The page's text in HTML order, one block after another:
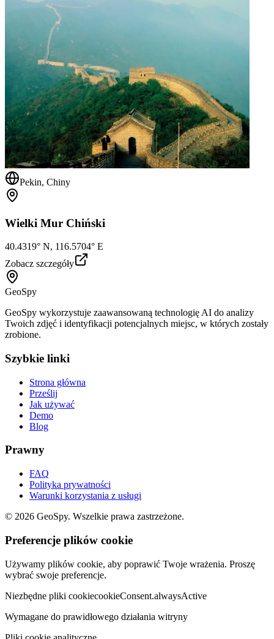
Pekin, Chiny
Wielki Mur Chiński
40.4319° N, 116.5704° E
Zobacz szczegóły
GeoSpy
GeoSpy wykorzystuje zaawansowaną technologię AI do analizy
Twoich zdjęć i identyfikacji potencjalnych miejsc, w których zostały
zrobione.
Szybkie linki
Strona główna
Prześlij
Jak używać
Demo
Blog
Prawny
FAQ
Polityka prywatności
Warunki korzystania z usługi
© 2026 GeoSpy. Wszelkie prawa zastrzeżone.
Preferencje plików cookie
Używamy plików cookie, aby poprawić Twoje wrażenia. Proszę
wybrać swoje preferencje.
Niezbędne pliki cookiecookieConsent.alwaysActive
Wymagane do prawidłowego działania witryny